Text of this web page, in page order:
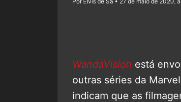
WandaVision está
outras séries da
indicam que as